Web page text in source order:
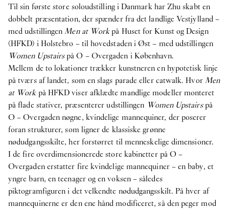
Til sin første store soloudstilling i Danmark har Zhu skabt en
dobbelt præsentation, der spænder fra det landlige Vestjylland –
med udstillingenMen at Workpå Huset for Kunst og Design
(HFKD) i Holstebro – til hovedstaden i Øst – med udstillingen
Women Upstairspå O – Overgaden i København.
Mellem de to lokationer trækker kunstneren en hypotetisk linje
på tværs af landet, som en slags parade eller catwalk. HvorMen
at Workpå HFKD viser afklædte mandlige modeller monteret
på flade stativer, præsenterer udstillingen Women Upstairspå
O – Overgaden nøgne, kvindelige mannequiner, der poserer
foran strukturer, som ligner de klassiske grønne
nødudgangsskilte, her forstørret til menneskelige dimensioner.
I de fire overdimensionerede store kabinetter på O –
Overgaden erstatter fire kvindelige mannequiner – en baby, et
yngre barn, en teenager og en voksen – således
piktogramfiguren i det velkendte nødudgangsskilt. På hver af
mannequinerne er den ene hånd modificeret, så den peger mod